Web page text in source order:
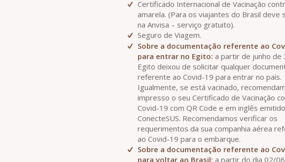
Certificado Internacional de Vacinação
amarela. (Para os viajantes do Brasil deve
na Anvisa – serviço gratuito).
Seguro de Viagem.
Sobre a documentação referente ao
para entrar no Egito: a partir de junho de
Egito deixou de solicitar qualquer
referente ao Covid-19 para entrar no país.
Igualmente, se está vacinado,
impresso o seu Certificado de Vacinação
Covid-19 com QR Code e em inglês
ConecteSUS. Recomendamos verificar os
requerimentos da sua companhia aérea
ao Covid-19 para o embarque.
Sobre a documentação referente ao
para voltar ao Brasil: a partir do dia 02/